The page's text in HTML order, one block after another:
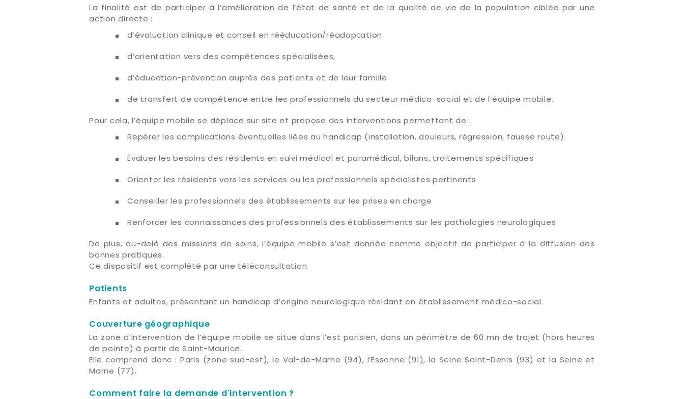
La finalité est de participer à l’amélioration de l’état de santé et de la qualité de vie de la population ciblée par une
action directe :
d’évaluation clinique et conseil en rééducation/réadaptation
d’orientation vers des compétences spécialisées,
d’éducation-prévention auprès des patients et de leur famille
de transfert de compétence entre les professionnels du secteur médico-social et de l’équipe mobile.
Pour cela, l’équipe mobile se déplace sur site et propose des interventions permettant de :
Repérer les complications éventuelles liées au handicap (installation, douleurs, régression, fausse route)
Évaluer les besoins des résidents en suivi médical et paramédical, bilans, traitements spécifiques
Orienter les résidents vers les services ou les professionnels spécialistes pertinents
Conseiller les professionnels des établissements sur les prises en charge
Renforcer les connaissances des professionnels des établissements sur les pathologies neurologiques
De plus, au-delà des missions de soins, l’équipe mobile s’est donnée comme objectif de participer à la diffusion des
bonnes pratiques.
Ce dispositif est complété par une téléconsultation
Patients
Enfants et adultes, présentant un handicap d’origine neurologique résidant en établissement médico-social.
Couverture géographique
La zone d’intervention de l’équipe mobile se situe dans l’est parisien, dans un périmètre de 60 mn de trajet (hors heures
de pointe) à partir de Saint-Maurice.
Elle comprend donc : Paris (zone sud-est), le Val-de-Marne (94), l’Essonne (91), la Seine Saint-Denis (93) et la Seine et
Marne (77).
Comment faire la demande d'intervention ?